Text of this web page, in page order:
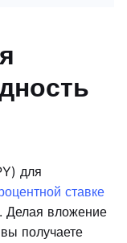
для
ставке
. Делая вложение
получаете